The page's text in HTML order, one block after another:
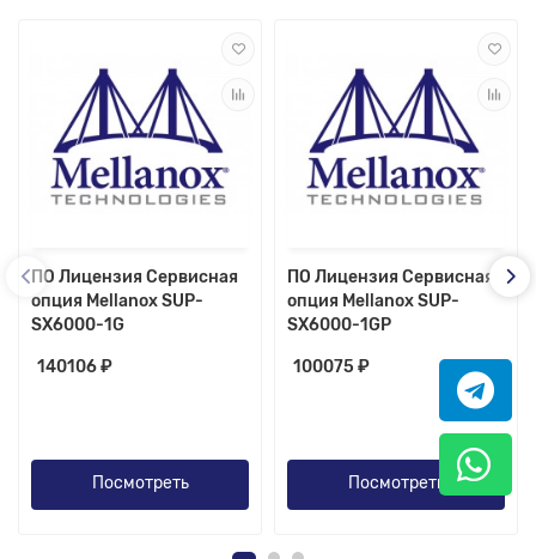
ПО Лицензия Сервисная
опция Mellanox SUP-
SX6000-1G
140106 ₽
Посмотреть
ПО Лицензия Сервисная
опция Mellanox SUP-
SX6000-1GP
100075 ₽
Посмотреть